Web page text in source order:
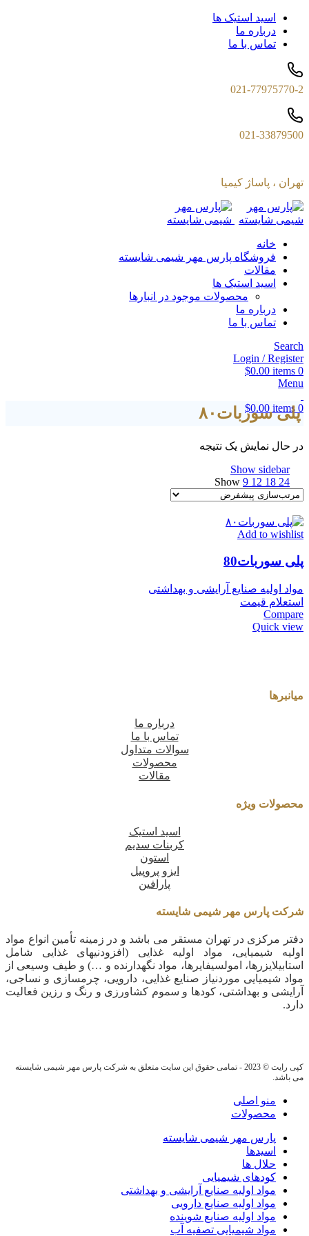
اسید استیک ها
درباره ما
تماس با ما
021-77975770-2
021-33879500
تهران ، پاساژ کیمیا
خانه
فروشگاه پارس مهر شیمی شایسته
مقالات
اسید استیک ها
محصولات موجود در انبارها
درباره ما
تماس با ما
Search
Login / Register
0
items
$0.00
Menu
0
items
$0.00
پلی سوربات۸۰
در حال نمایش یک نتیجه
Show sidebar
Show 9 12 18 24
Add to wishlist
پلی سوربات80
مواد اولیه صنایع آرایشی و بهداشتی
استعلام قیمت
Compare
Quick view
میانبرها
درباره ما
تماس با ما
سوالات متداول
محصولات
مقالات
محصولات ویژه
اسید استیک
کربنات سدیم
استون
ایزو پروپیل
پارافین
شرکت پارس مهر شیمی شایسته
دفتر مرکزی در تهران مستقر می باشد و در زمینه تأمین انواع مواد
اولیه شیمیایی، مواد اولیه غذایی (افزودنیهای غذایی شامل
استابیلایزرها، امولسیفایرها، مواد نگهدارنده و …) و طیف وسیعی از
مواد شیمیایی موردنیاز صنایع غذایی، دارویی، چرمسازی و نساجی،
آرایشی و بهداشتی، کودها و سموم کشاورزی و رنگ و رزین فعالیت
دارد.
کپی رایت © 2023 - تمامی حقوق این سایت متعلق به شرکت پارس مهر شیمی شایسته
می باشد.
منو اصلی
محصولات
پارس مهر شیمی شایسته
اسیدها
حلال ها
کودهای شیمیایی
مواد اولیه صنایع آرایشی و بهداشتی
مواد اولیه صنایع دارویی
مواد اولیه صنایع شوینده
مواد شیمیایی تصفیه آب